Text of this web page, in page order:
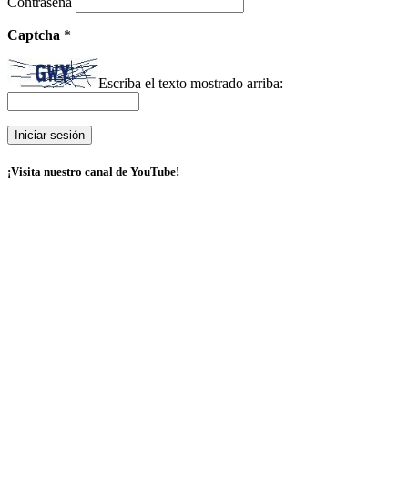
Captcha *
Escriba el texto mostrado arriba:
¡Visita nuestro canal de YouTube!